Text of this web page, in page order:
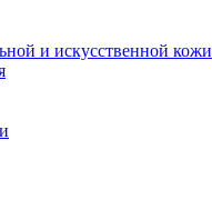
и искусственной кожи